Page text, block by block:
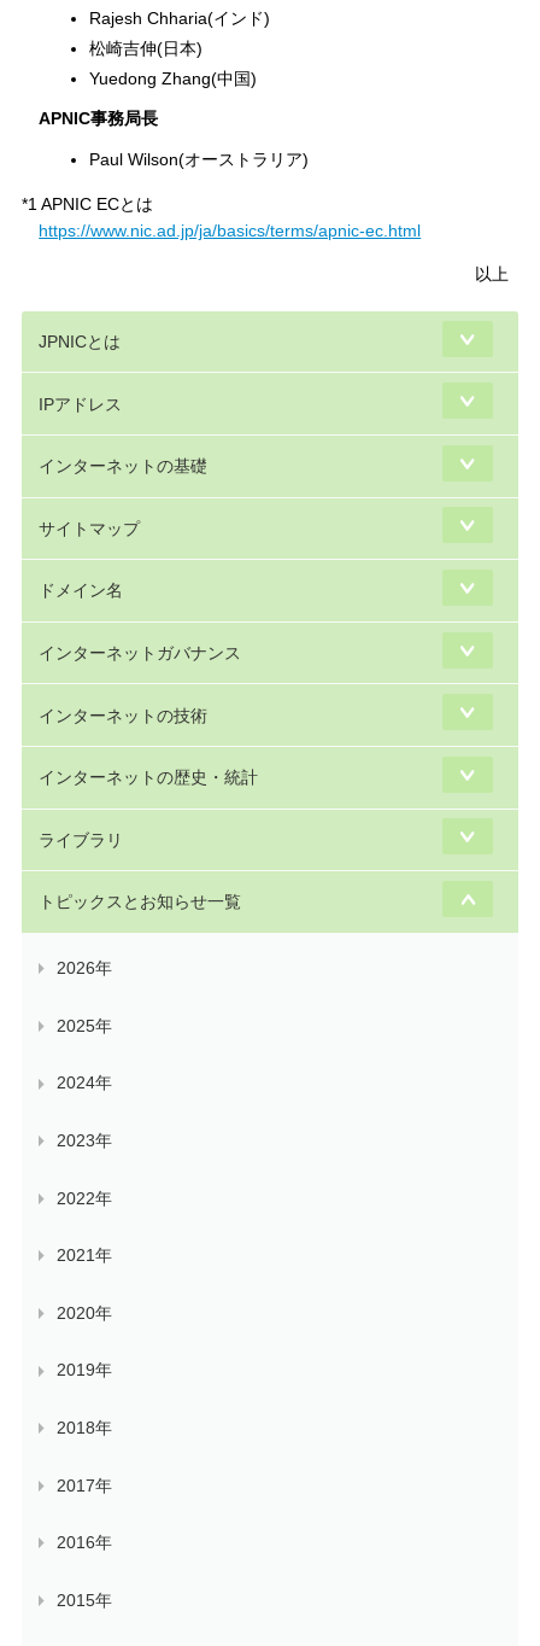
Rajesh Chharia(インド)
松崎吉伸(日本)
Yuedong Zhang(中国)
APNIC事務局長
Paul Wilson(オーストラリア)
*1 APNIC ECとは
https://www.nic.ad.jp/ja/basics/terms/apnic-ec.html
以上
JPNICとは
IPアドレス
インターネットの基礎
サイトマップ
ドメイン名
インターネットガバナンス
インターネットの技術
インターネットの歴史・統計
ライブラリ
トピックスとお知らせ一覧
2026年
2025年
2024年
2023年
2022年
2021年
2020年
2019年
2018年
2017年
2016年
2015年